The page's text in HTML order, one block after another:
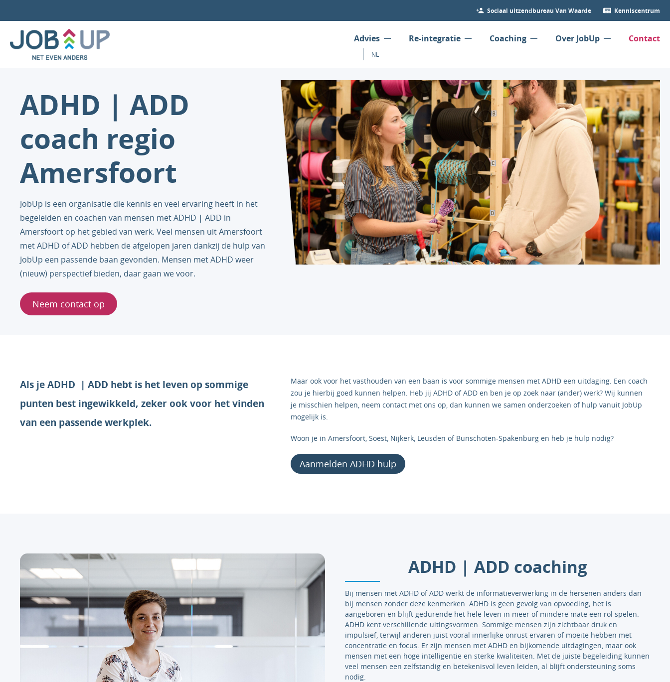
Sociaal uitzendbureau Van Waarde Kenniscentrum
Advies Re-integratie Coaching Over JobUp Contact
NL
ADHD | ADD
coach regio
Amersfoort
JobUp is een organisatie die kennis en veel ervaring heeft in het
begeleiden en coachen van mensen met ADHD | ADD in
Amersfoort op het gebied van werk. Veel mensen uit Amersfoort
met ADHD of ADD hebben de afgelopen jaren dankzij de hulp van
JobUp een passende baan gevonden. Mensen met ADHD weer
(nieuw) perspectief bieden, daar gaan we voor.
Neem contact op
Als je ADHD | ADD hebt is het leven op sommige
punten best ingewikkeld, zeker ook voor het vinden
van een passende werkplek.
Maar ook voor het vasthouden van een baan is voor sommige mensen met ADHD een uitdaging. Een coach
zou je hierbij goed kunnen helpen. Heb jij ADHD of ADD en ben je op zoek naar (ander) werk? Wij kunnen
je misschien helpen, neem contact met ons op, dan kunnen we samen onderzoeken of hulp vanuit JobUp
mogelijk is.
Woon je in Amersfoort, Soest, Nijkerk, Leusden of Bunschoten-Spakenburg en heb je hulp nodig?
Aanmelden ADHD hulp
ADHD | ADD coaching
Bij mensen met ADHD of ADD werkt de informatieverwerking in de hersenen anders dan
bij mensen zonder deze kenmerken. ADHD is geen gevolg van opvoeding; het is
aangeboren en blijft gedurende het hele leven in meer of mindere mate een rol spelen.
ADHD kent verschillende uitingsvormen. Sommige mensen zijn zichtbaar druk en
impulsief, terwijl anderen juist vooral innerlijke onrust ervaren of moeite hebben met
concentratie en focus. Er zijn mensen met ADHD en bijkomende uitdagingen, maar ook
mensen met een hoge intelligentie en sterke kwaliteiten. Met de juiste begeleiding kunnen
veel mensen een zelfstandig en betekenisvol leven leiden, al blijft ondersteuning soms
nodig.